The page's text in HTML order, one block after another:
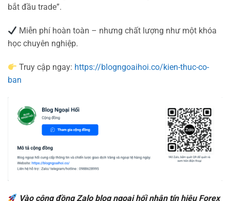
bắt đầu trade”.
Miễn phí hoàn toàn – nhưng chất lượng như một khóa
học chuyên nghiệp.
Truy cập ngay: https://blogngoaihoi.co/kien-thuc-co-
ban
Vào cộng đồng Zalo blog ngoại hối nhận tín hiệu Forex